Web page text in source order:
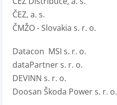
ČEZ, a. s.
ČMŽO - Slovakia s. r. o.
Datacon MSI s. r. o.
dataPartner s. r. o.
DEVINN s. r. o.
Doosan Škoda Power s. r. o.